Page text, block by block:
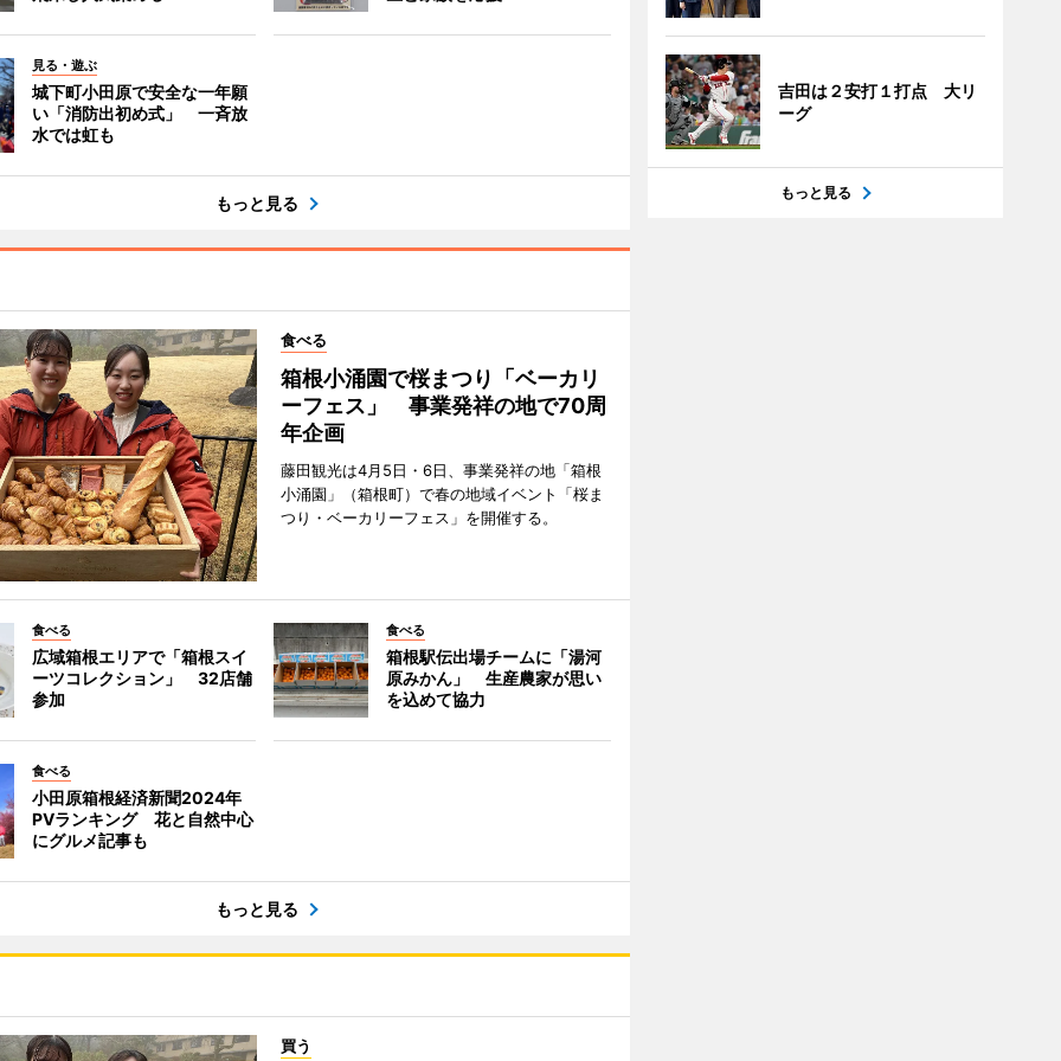
見る・遊ぶ
城下町小田原で安全な一年願
い「消防出初め式」 一斉放
水では虹も
もっと見る
食べる
箱根小涌園で桜まつり「ベーカリ
ーフェス」 事業発祥の地で70周
年企画
藤田観光は4月5日・6日、事業発祥の地「箱根
小涌園」（箱根町）で春の地域イベント「桜ま
つり・ベーカリーフェス」を開催する。
食べる
広域箱根エリアで「箱根スイ
ーツコレクション」 32店舗
参加
食べる
箱根駅伝出場チームに「湯河
原みかん」 生産農家が思い
を込めて協力
食べる
小田原箱根経済新聞2024年
PVランキング 花と自然中心
にグルメ記事も
もっと見る
買う
吉田は２安打１打点 大リ
ーグ
もっと見る